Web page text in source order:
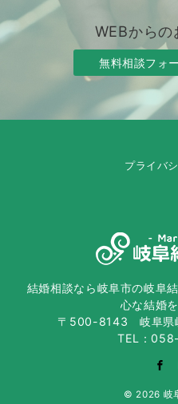
WEBから
無料相談フォ
プライバ
結婚相談なら岐阜市の岐阜
心な結婚
〒500-8143 岐阜県
TEL：
© 2026 岐